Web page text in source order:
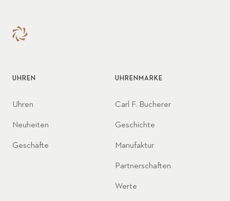
UHREN
Uhren
Neuheiten
Geschäfte
UHRENMARKE
Carl F. Bucherer
Geschichte
Manufaktur
Partnerschaften
Werte